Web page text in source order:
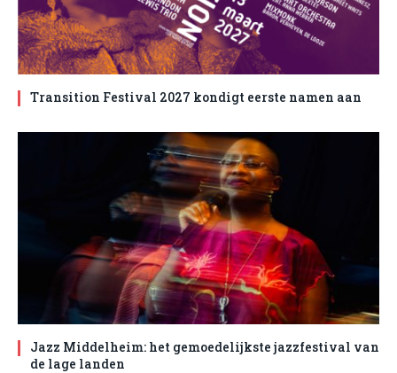
Transition Festival 2027 kondigt eerste namen aan
Jazz Middelheim: het gemoedelijkste jazzfestival van
de lage landen